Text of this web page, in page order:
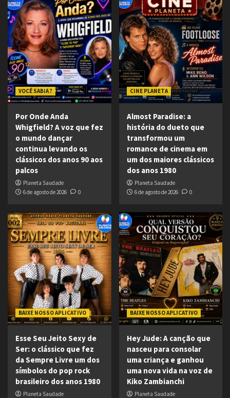
VOCÊ SABIA ?
Por Onde Anda
Whigfield? A voz que fez
o mundo dançar
continua levando os
clássicos dos anos 90 aos
palcos
Planeta Saudade
6 de agosto de 2026
0
CINE PLANETA
Almost Paradise: a
história do dueto que
transformou um
romance de cinema em
um dos maiores clássicos
dos anos 1980
Planeta Saudade
6 de agosto de 2026
0
BAIXE NOSSO APLICATIVO
Esse Seu Jeito Sexy de
Ser: o clássico que fez
da Sempre Livre um dos
símbolos do pop rock
brasileiro dos anos 1980
Planeta Saudade
BAIXE NOSSO APLICATIVO
Hey Jude: A canção que
nasceu para consolar
uma criança e ganhou
uma nova vida na voz de
Kiko Zambianchi
Planeta Saudade